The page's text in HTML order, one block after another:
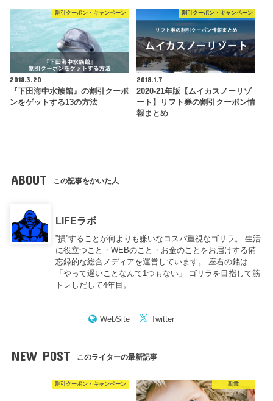
割引クーポン・キャンペーン
2018.3.20
『下田海中水族館』の割引クーポ
ンをゲットする13の方法
割引クーポン・キャンペーン
2018.1.7
2020-21年版【ムイカスノーリゾ
ート】リフト券の割引クーポン情
報まとめ
ABOUT この記事をかいた人
LIFEラボ
”損”することが何よりも嫌いなコスパ重視なゴリラ。 生活
に役立つこと・WEBのこと・お金のことをお届けする備
忘録的な総合メディアを運営しています。 座右の銘は
「やって遅いことなんて1つもない」 ゴリラを目指して筋
トレしだして4年目。
WebSite Twitter
NEW POST このライターの最新記事
割引クーポン・キャンペーン 副業